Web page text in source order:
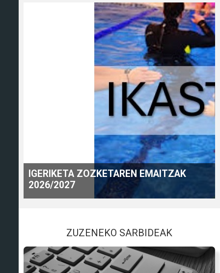
IGERIKETA ZOZKETAREN EMAITZAK
2026/2027
ZUZENEKO SARBIDEAK